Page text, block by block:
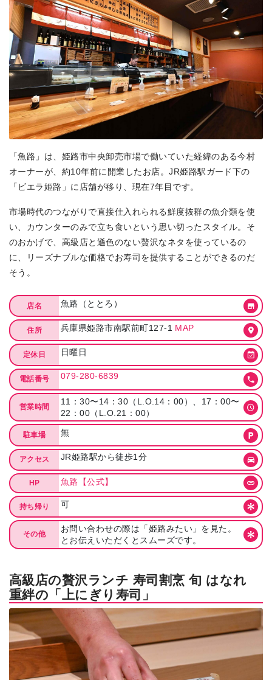
「魚路」は、姫路市中央卸売市場で働いていた経緯のある今村
オーナーが、約10年前に開業したお店。JR姫路駅ガード下の
「ビエラ姫路」に店舗が移り、現在7年目です。
市場時代のつながりで直接仕入れられる鮮度抜群の魚介類を使
い、カウンターのみで立ち食いという思い切ったスタイル。そ
のおかげで、高級店と遜色のない贅沢なネタを使っているの
に、リーズナブルな価格でお寿司を提供することができるのだ
そう。
店名 魚路（ととろ）
住所 兵庫県姫路市南駅前町127-1 MAP
定休日 日曜日
電話番号 079-280-6839
営業時間
11：30〜14：30（L.O.14：00）、17：00〜
22：00（L.O.21：00）
駐車場 無
アクセス JR姫路駅から徒歩1分
HP 魚路【公式】
持ち帰り 可
その他
お問い合わせの際は「姫路みたい」を見た。
とお伝えいただくとスムーズです。
高級店の贅沢ランチ 寿司割烹 旬 はなれ
重絆の「上にぎり寿司」